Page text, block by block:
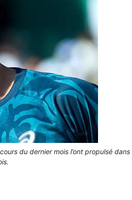
du dernier mois l’ont propulsé dans